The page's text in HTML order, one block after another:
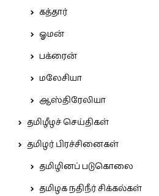
கத்தார்
ஓமன்
பக்ரைன்
மலேசியா
ஆஸ்திரேலியா
தமிழீழச் செய்திகள்
தமிழர் பிரச்சினைகள்
தமிழினப் படுகொலை
தமிழக நதிநீர் சிக்கல்கள்